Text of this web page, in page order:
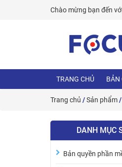
Chào mừng bạn đến
TRANG CHỦ BẢN
Trang chủ /Sản phẩm
DANH MỤC
Bản quyền phần